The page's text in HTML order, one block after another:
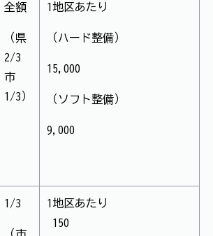
全額
（県
2/3
市
1/3）
1地区あたり
（ハード整備）
15,000
（ソフト整備）
9,000
1/3
（市
1地区あたり
150